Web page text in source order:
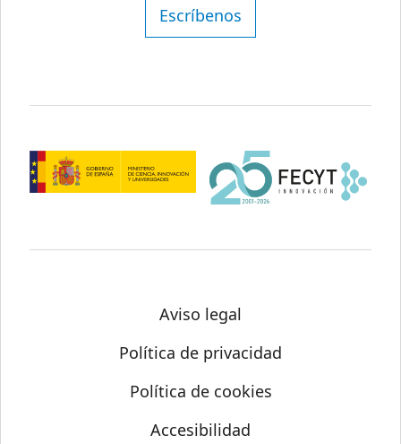
Escríbenos
Aviso legal
Política de privacidad
Política de cookies
Accesibilidad